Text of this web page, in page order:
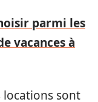
parmi les
vacances à
locations sont